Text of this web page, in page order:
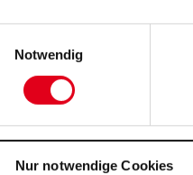
Notwendig
Nur notwendige Cookies